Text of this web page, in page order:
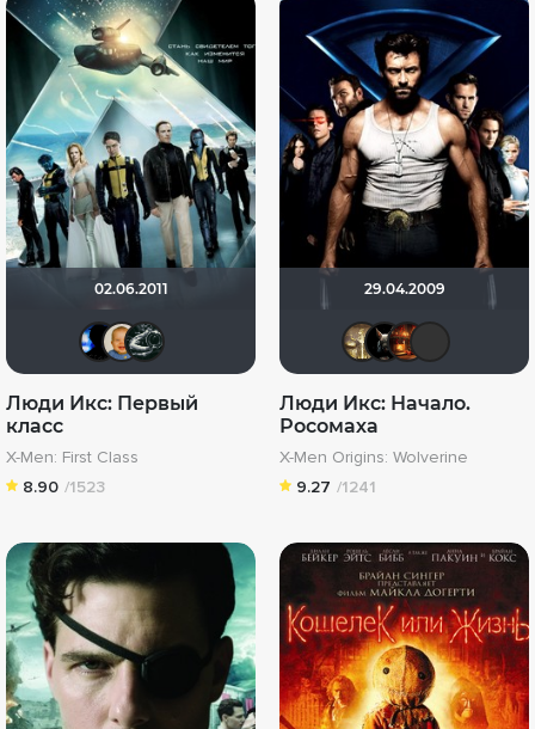
02.06.2011
Большой любитель кино
Люди Икс: Первый
класс
X-Men: First Class
8.90 /1523
29.04.2009
Люди Икс: Начало.
Росомаха
X-Men Origins: Wolverine
9.27 /1241